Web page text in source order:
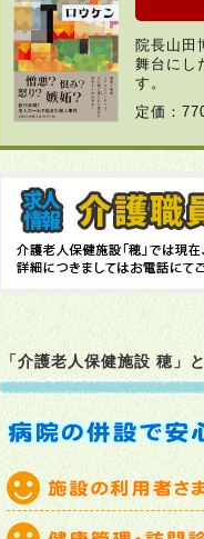
2026年04月22日
2026年03月30日
2026年03月23日
2026年02月10日
2026年01月06日
2025年12月19日
2025年12月02日
2025年11月21日
院長山田
舞台にし
す。
定価：
「介護老人保健施設 穂」